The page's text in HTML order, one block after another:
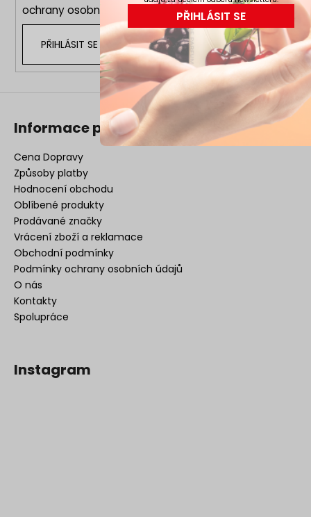
ochrany osobních údajů
PŘIHLÁSIT SE
Informace pro vás
Cena Dopravy
Způsoby platby
Hodnocení obchodu
Oblíbené produkty
Prodávané značky
Vrácení zboží a reklamace
Obchodní podmínky
Podmínky ochrany osobních údajů
O nás
Kontakty
Spolupráce
Instagram
PŘIHLÁSIT SE